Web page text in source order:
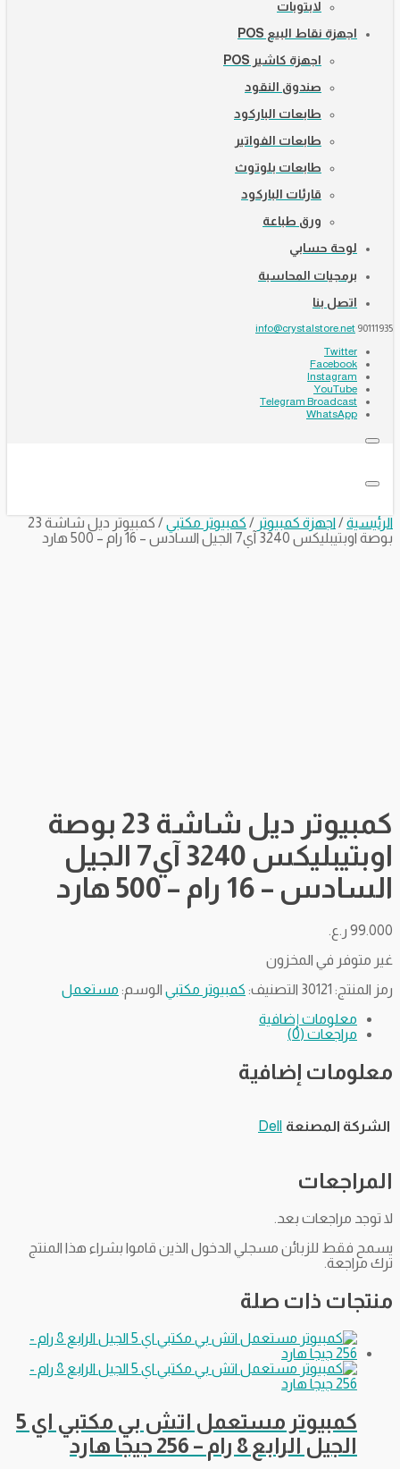
لابتوبات
اجهزة نقاط البيع POS
اجهزة كاشير POS
صندوق النقود
طابعات الباركود
طابعات الفواتير
طابعات بلوتوث
قارئات الباركود
ورق طباعة
لوحة حسابي
برمجيات المحاسبة
اتصل بنا
90111935
info@crystalstore.net
Twitter
Facebook
Instagram
YouTube
Telegram Broadcast
WhatsApp
الرئيسية/ اجهزة كمبيوتر / كمبيوتر مكتبي
/ كمبيوتر ديل شاشة 23
بوصة اوبتيبليكس 3240 آي7 الجيل السادس – 16 رام – 500 هارد
كمبيوتر ديل شاشة 23 بوصة
اوبتيبليكس 3240 آي7 الجيل
السادس – 16 رام – 500 هارد
99.000 ر.ع.
غير متوفر في المخزون
رمز المنتج: 30121 التصنيف: كمبيوتر مكتبي الوسم: مستعمل
معلومات إضافية
مراجعات (0)
معلومات إضافية
الشركة المصنعة Dell
المراجعات
لا توجد مراجعات بعد.
يسمح فقط للزبائن مسجلي الدخول الذين قاموا بشراء هذا المنتج
ترك مراجعة.
منتجات ذات صلة
كمبيوتر مستعمل اتش بي مكتبي اي 5
الجيل الرابع 8 رام – 256 جيجا هارد